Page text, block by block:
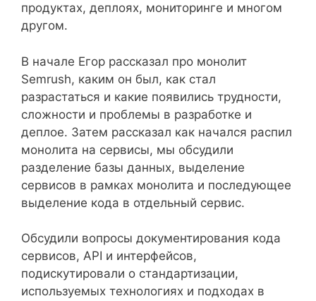
продуктах, деплоях, мониторинге и многом
другом.
В начале Егор рассказал про монолит
Semrush, каким он был, как стал
разрастаться и какие появились трудности,
сложности и проблемы в разработке и
деплое. Затем рассказал как начался распил
монолита на сервисы, мы обсудили
разделение базы данных, выделение
сервисов в рамках монолита и последующее
выделение кода в отдельный сервис.
Обсудили вопросы документирования кода
сервисов, API и интерфейсов,
подискутировали о стандартизации,
используемых технологиях и подходах в